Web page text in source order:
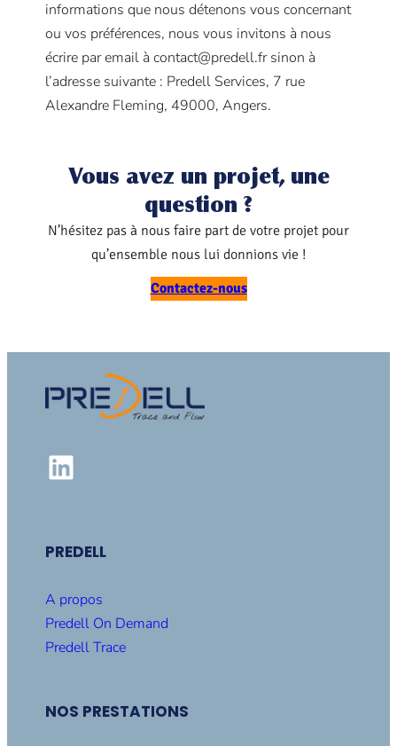
informations que nous détenons vous concernant
ou vos préférences, nous vous invitons à nous
écrire par email à contact@predell.fr sinon à
l’adresse suivante : Predell Services, 7 rue
Alexandre Fleming, 49000, Angers.
Vous avez un projet, une
question ?
N’hésitez pas à nous faire part de votre projet pour
qu’ensemble nous lui donnions vie !
Contactez-nous
LinkedIn
PREDELL
A propos
Predell On Demand
Predell Trace
NOS PRESTATIONS